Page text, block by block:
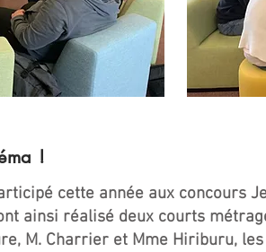
!
cette année aux concours
ainsi réalisé deux courts
M. Charrier et Mme Hiriburu,